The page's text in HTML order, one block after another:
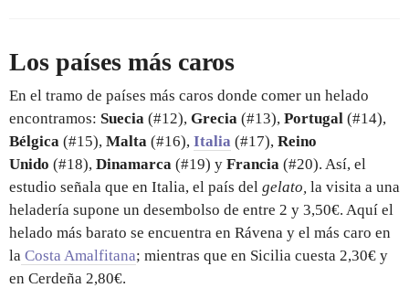
Los países más caros
En el tramo de países más caros donde comer un helado
encontramos: Suecia (#12), Grecia (#13), Portugal (#14),
Bélgica (#15), Malta (#16), Italia (#17), Reino
Unido (#18), Dinamarca (#19) y Francia (#20). Así, el
estudio señala que en Italia, el país del gelato, la visita a una
heladería supone un desembolso de entre 2 y 3,50€. Aquí el
helado más barato se encuentra en Rávena y el más caro en
la Costa Amalfitana; mientras que en Sicilia cuesta 2,30€ y
en Cerdeña 2,80€.